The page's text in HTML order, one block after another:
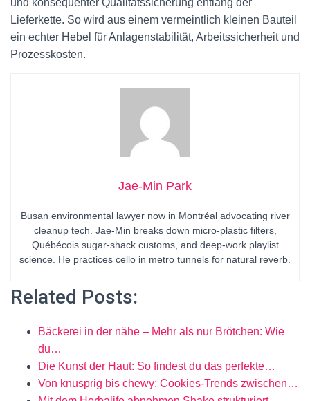
und konsequenter Qualitätssicherung entlang der
Lieferkette. So wird aus einem vermeintlich kleinen Bauteil
ein echter Hebel für Anlagenstabilität, Arbeitssicherheit und
Prozesskosten.
Jae-Min Park
Busan environmental lawyer now in Montréal advocating river
cleanup tech. Jae-Min breaks down micro-plastic filters,
Québécois sugar-shack customs, and deep-work playlist
science. He practices cello in metro tunnels for natural reverb.
Related Posts:
Bäckerei in der nähe – Mehr als nur Brötchen: Wie
du…
Die Kunst der Haut: So findest du das perfekte…
Von knusprig bis chewy: Cookies-Trends zwischen…